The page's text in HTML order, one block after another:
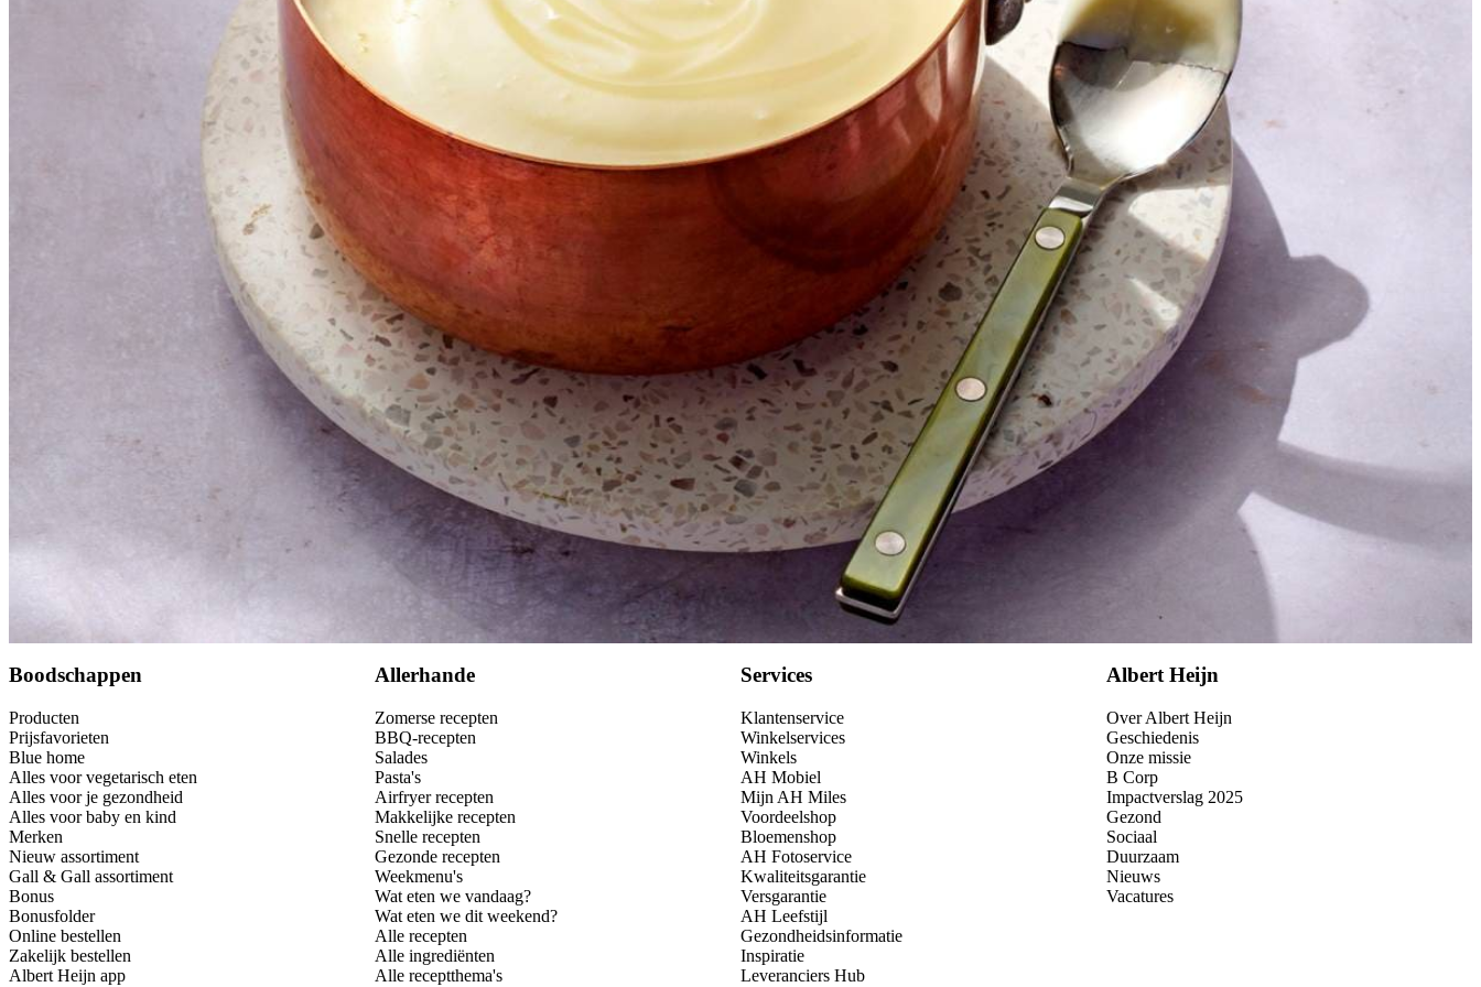
Boodschappen
Producten
Prijsfavorieten
Blue home
Alles voor vegetarisch eten
Alles voor je gezondheid
Alles voor baby en kind
Merken
Nieuw assortiment
Gall & Gall assortiment
Bonus
Bonusfolder
Online bestellen
Zakelijk bestellen
Albert Heijn app
Allerhande
Zomerse recepten
BBQ-recepten
Salades
Pasta's
Airfryer recepten
Makkelijke recepten
Snelle recepten
Gezonde recepten
Weekmenu's
Wat eten we vandaag?
Wat eten we dit weekend?
Alle recepten
Alle ingrediënten
Alle receptthema's
Services
Klantenservice
Winkelservices
Winkels
AH Mobiel
Mijn AH Miles
Voordeelshop
Bloemenshop
AH Fotoservice
Kwaliteitsgarantie
Versgarantie
AH Leefstijl
Gezondheidsinformatie
Inspiratie
Leveranciers Hub
Albert Heijn
Over Albert Heijn
Geschiedenis
Onze missie
B Corp
Impactverslag 2025
Gezond
Sociaal
Duurzaam
Nieuws
Vacatures